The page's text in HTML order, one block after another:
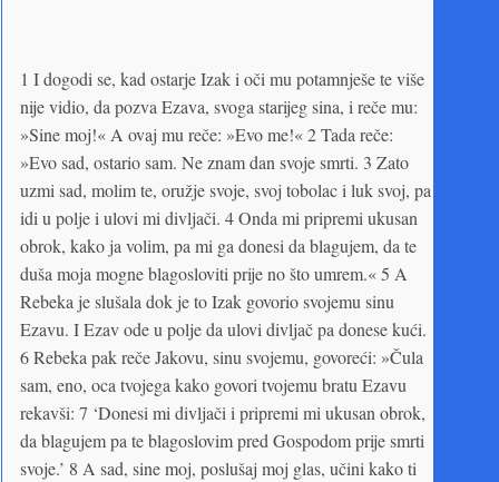
1 I dogodi se, kad ostarje Izak i oči mu potamnješe te više
nije vidio, da pozva Ezava, svoga starijeg sina, i reče mu:
»Sine moj!« A ovaj mu reče: »Evo me!« 2 Tada reče:
»Evo sad, ostario sam. Ne znam dan svoje smrti. 3 Zato
uzmi sad, molim te, oružje svoje, svoj tobolac i luk svoj, pa
idi u polje i ulovi mi divljači. 4 Onda mi pripremi ukusan
obrok, kako ja volim, pa mi ga donesi da blagujem, da te
duša moja mogne blagosloviti prije no što umrem.« 5 A
Rebeka je slušala dok je to Izak govorio svojemu sinu
Ezavu. I Ezav ode u polje da ulovi divljač pa donese kući.
6 Rebeka pak reče Jakovu, sinu svojemu, govoreći: »Čula
sam, eno, oca tvojega kako govori tvojemu bratu Ezavu
rekavši: 7 ‘Donesi mi divljači i pripremi mi ukusan obrok,
da blagujem pa te blagoslovim pred Gospodom prije smrti
svoje.’ 8 A sad, sine moj, poslušaj moj glas, učini kako ti